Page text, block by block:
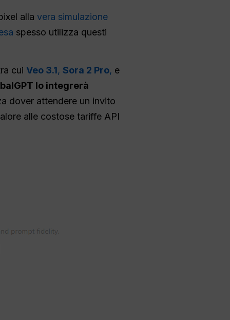
alla vera simulazione
spesso utilizza questi
cui Veo 3.1, Sora 2 Pro, e
lo integrerà
dover attendere un invito
alle costose tariffe API